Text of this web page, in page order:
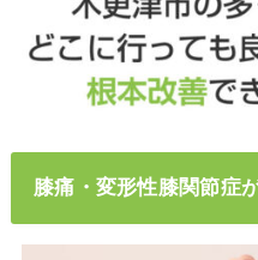
膝痛・変形性膝関節症